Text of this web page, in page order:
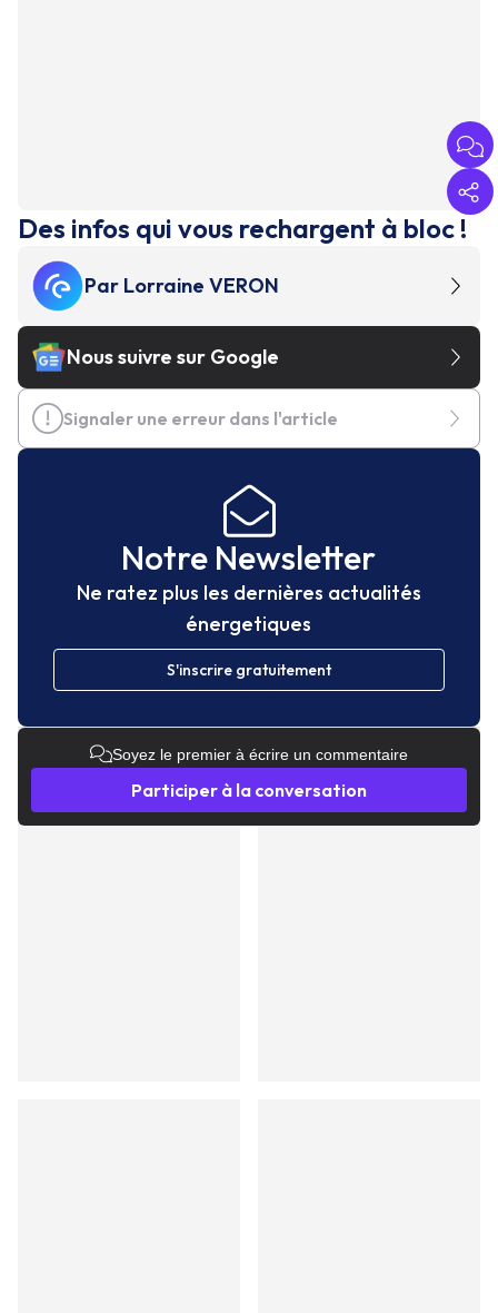
Des infos qui vous rechargent à bloc !
Par Lorraine VERON
Nous suivre sur Google
Signaler une erreur dans l'article
Notre Newsletter
Ne ratez plus les dernières actualités
énergetiques
S'inscrire gratuitement
Soyez le premier à écrire un commentaire
Participer à la conversation